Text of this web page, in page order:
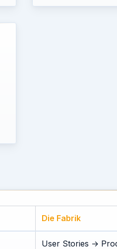
Die Fabrik
User Stories →